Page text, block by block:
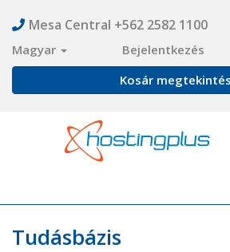
Mesa Central +562 2582 1100
Magyar Bejelentkezés
Kosár
Tudásbázis